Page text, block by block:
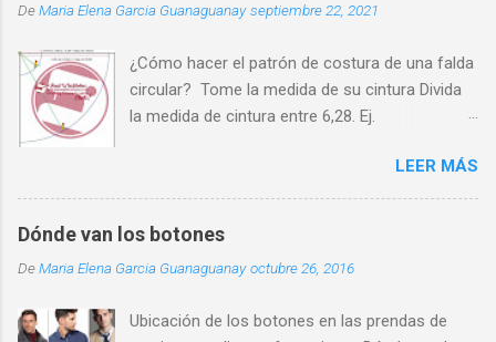
DeMaria Elena Garcia Guanaguanay septiembre 22, 2021
¿Cómo hacer el patrón de costura de una falda
circular? Tome la medida de su cintura Divida
la medida de cintura entre 6,28. Ej.
Sobre un pliego de papel, fije en una esquina el
cordón y a 11cm el lápiz (11 es el resultado de
la operación anterior que llamaremos Radio de
compás trace una línea curva de un extremo a
cordón con la medida de Radio de cintura más
LEER MÁS
Dónde van los botones
DeMaria Elena Garcia Guanaguanay octubre 26, 2016
Ubicación de los botones en las prendas de